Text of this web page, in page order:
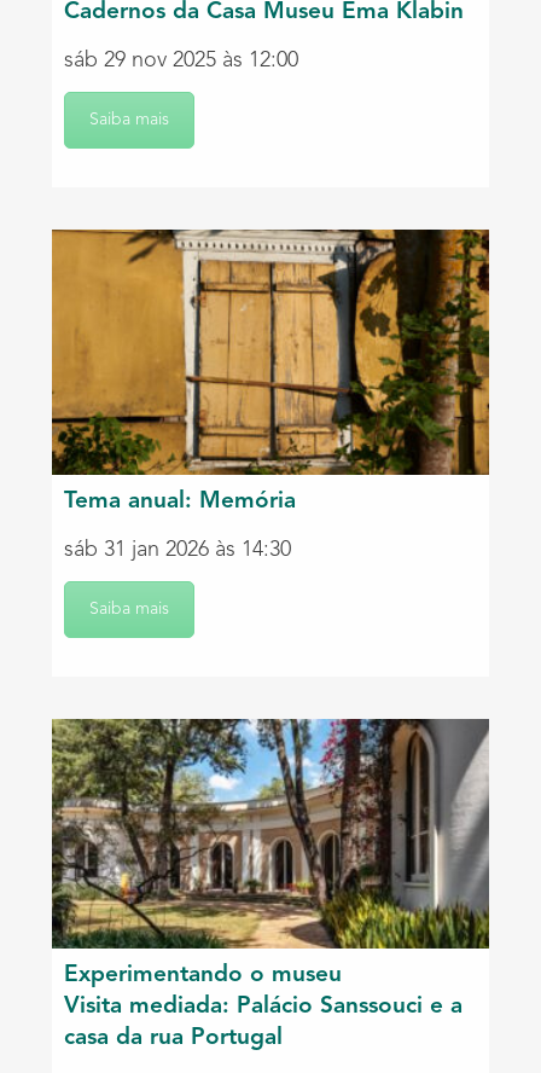
Cadernos da Casa Museu Ema Klabin
sáb 29 nov 2025 às 12:00
Saiba mais
Tema anual: Memória
sáb 31 jan 2026 às 14:30
Saiba mais
Experimentando o museu
Visita mediada: Palácio Sanssouci e a
casa da rua Portugal